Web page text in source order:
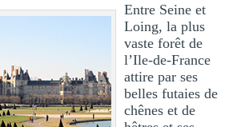
Entre Seine et
Loing, la plus
vaste forêt de
l’Ile-de-France
attire par ses
belles futaies de
chênes et de